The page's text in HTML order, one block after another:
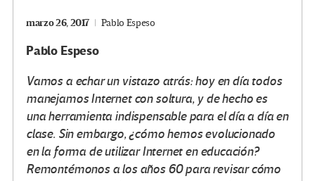
marzo 26, 2017 Pablo Espeso
Pablo Espeso
Vamos a echar un vistazo atrás: hoy en día todos
manejamos Internet con soltura, y de hecho es
una herramienta indispensable para el día a día en
clase. Sin embargo, ¿cómo hemos evolucionado
en la forma de utilizar Internet en educación?
Remontémonos a los años 60 para revisar cómo